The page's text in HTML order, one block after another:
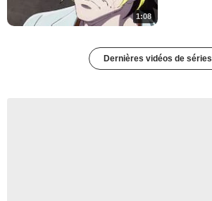
1:08
Dernières vidéos de séries